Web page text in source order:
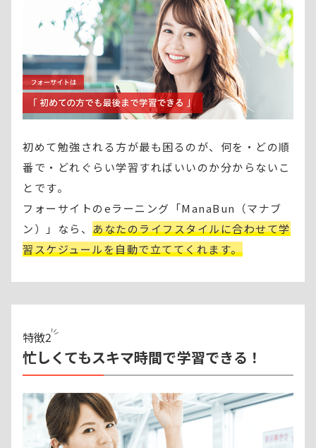
初めて勉強される方が最も困るのが、何を・どの順
番で・どれぐらい学習すればいいのか分からないこ
とです。
フォーサイトのeラーニング「ManaBun（マナブ
ン）」なら、 あなたのライフスタイルに合わせて学
習スケジュールを自動で立ててくれます。
特徴2
忙しくてもスキマ時間で学習できる！